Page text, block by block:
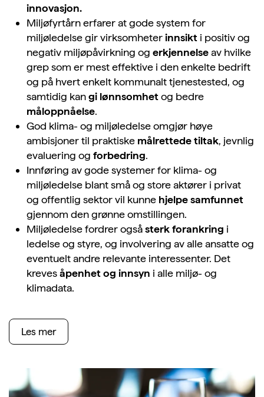
innovasjon.
Miljøfyrtårn erfarer at gode system for
miljøledelse gir virksomheterinnsikt i positiv og
negativ miljøpåvirkning og erkjennelseav hvilke
grep som er mest effektive i den enkelte bedrift
og på hvert enkelt kommunalt tjenestested, og
samtidig kangi lønnsomhetog bedre
måloppnåelse.
God klima- og miljøledelse omgjør høye
ambisjoner til praktiske målrettede tiltak, jevnlig
evaluering og forbedring.
Innføring av gode systemer for klima- og
miljøledelse blant små og store aktører i privat
og offentlig sektor vil kunne hjelpe samfunnet
gjennom den grønne omstillingen.
Miljøledelse fordrer ogsåsterk forankring i
ledelse og styre, og involvering av alle ansatte og
eventuelt andre relevante interessenter. Det
krevesåpenhet og innsyn i alle miljø- og
klimadata.
Les mer